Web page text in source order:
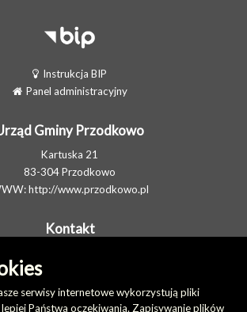
serwisy internetowe wykorzystują pliki
lepiej Państwa oczekiwania. Zapisywanie plików
Instrukcja BIP
Panel administracyjny
Gminy Przodkowo
Kartuska 21
83-304 Przodkowo
http://www.przodkowo.pl
Kontakt
E-MAIL:
Skrzynka Podawcza